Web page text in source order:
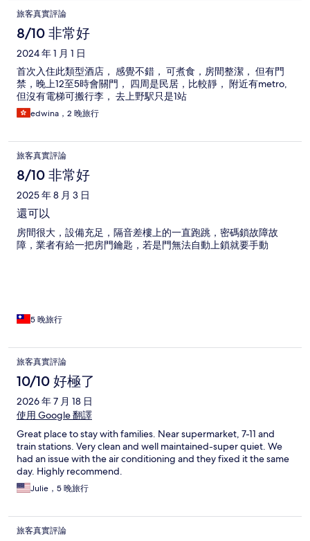
旅客真實評論
8/10 非常好
2024 年 1 月 1 日
首次入住此類型酒店， 感覺不錯， 可煮食，房間整潔， 但有門
禁，晚上12至5時會關門， 四周是民居，比較靜， 附近有metro,
但沒有電梯可搬行李， 去上野駅只是1站
edwina，2 晚旅行
旅客真實評論
8/10 非常好
2025 年 8 月 3 日
還可以
房間很大，設備充足，隔音差樓上的一直跑跳，密碼鎖故障故
障，業者有給一把房門鑰匙，若是門無法自動上鎖就要手動
5 晚旅行
旅客真實評論
10/10 好極了
2026 年 7 月 18 日
使用 Google 翻譯
Great place to stay with families. Near supermarket, 7-11 and
train stations. Very clean and well maintained-super quiet. We
had an issue with the air conditioning and they fixed it the same
day. Highly recommend.
Julie，5 晚旅行
旅客真實評論